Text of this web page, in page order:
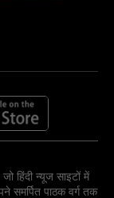
हिंदी न्यूज साइटों में
समर्पित पाठक वर्ग तक